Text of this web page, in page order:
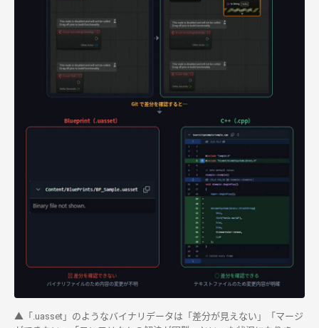
▲「.uasset」のようなバイナリデータは「差分が見えない」「マージ